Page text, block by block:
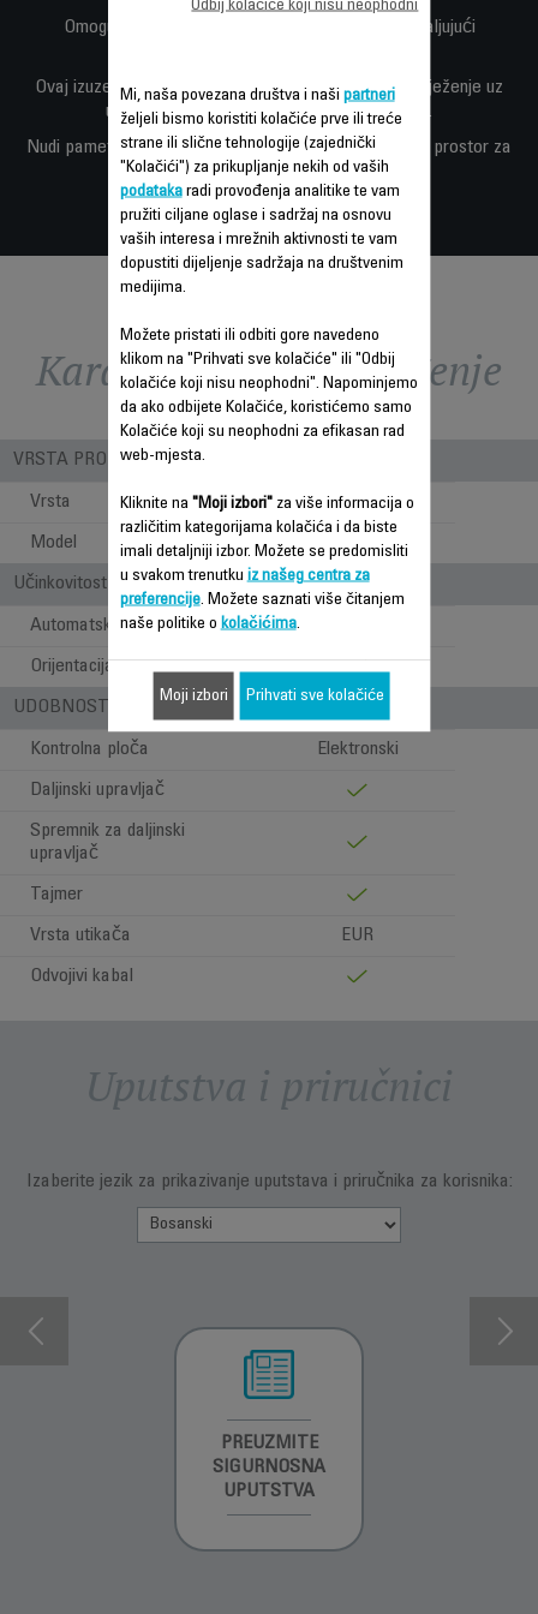
Omogućava upotrebu sa kablom ili bežično zahvaljujući
Ovaj izuzetno tihi stojeći ventilator pruža snažno osvježenje uz
uštedu energije zahvaljujući Effitech motoru.
Nudi pametan i kompaktan dizajn, uključujući ugrađeni prostor za
odlaganje.
Karakteristike - Poređenje
VRSTA PROIZVODA
Vrsta Klasični
Model Stojeći
Učinkovitost u protoku zraka
Automatska oscilacija
Orijentacija
UDOBNOST PRI UPOTREBI
Kontrolna ploča Elektronski
Daljinski upravljač
Spremnik za daljinski
upravljač
Tajmer
Vrsta utikača EUR
Odvojivi kabal
Uputstva i priručnici
Izaberite jezik za prikazivanje uputstava i priručnika za korisnika:
PREUZMITE
SIGURNOSNA
UPUTSTVA
Mi, naša povezana društva i naši partneri
željeli bismo koristiti kolačiće prve ili treće
strane ili slične tehnologije (zajednički
"Kolačići") za prikupljanje nekih od vaših
podatakaradi provođenja analitike te vam
pružiti ciljane oglase i sadržaj na osnovu
vaših interesa i mrežnih aktivnosti te vam
dopustiti dijeljenje sadržaja na društvenim
medijima.
Možete pristati ili odbiti gore navedeno
klikom na "Prihvati sve kolačiće" ili "Odbij
kolačiće koji nisu neophodni". Napominjemo
da ako odbijete Kolačiće, koristićemo samo
Kolačiće koji su neophodni za efikasan rad
web-mjesta.
Kliknite na "Moji izbori"za više informacija o
različitim kategorijama kolačića i da biste
imali detaljniji izbor. Možete se predomisliti
u svakom trenutku iz našeg centra za
preferencije. Možete saznati više čitanjem
naše politike o kolačićima.
Odbij kolačiće koji nisu neophodni
Moji izbori Prihvati sve kolačiće